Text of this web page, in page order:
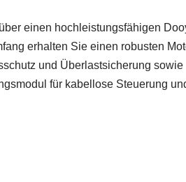
einen hochleistungsfähigen
erhalten Sie einen robusten
und Überlastsicherung sowie
für kabellose Steuerung